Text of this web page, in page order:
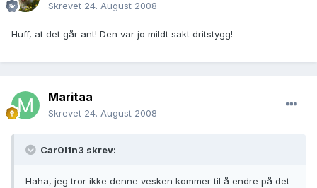
Skrevet 24. August 2008
Huff, at det går ant! Den var jo mildt sakt dritstygg!
Maritaa
Skrevet 24. August 2008
Car0l1n3 skrev:
Haha, jeg tror ikke denne vesken kommer til å endre på det